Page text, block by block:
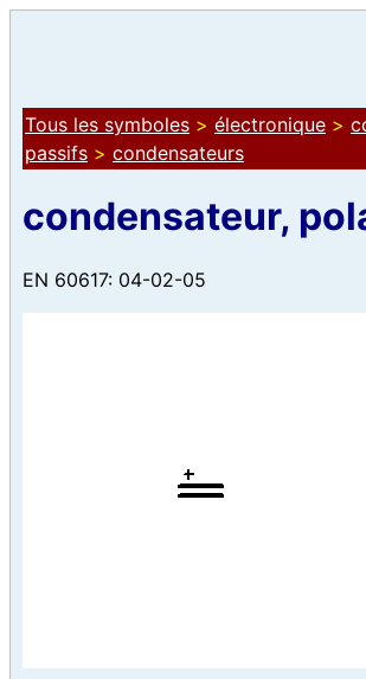
Tous les symboles > électronique >
passifs > condensateurs
condensateur,
EN 60617: 04-02-05